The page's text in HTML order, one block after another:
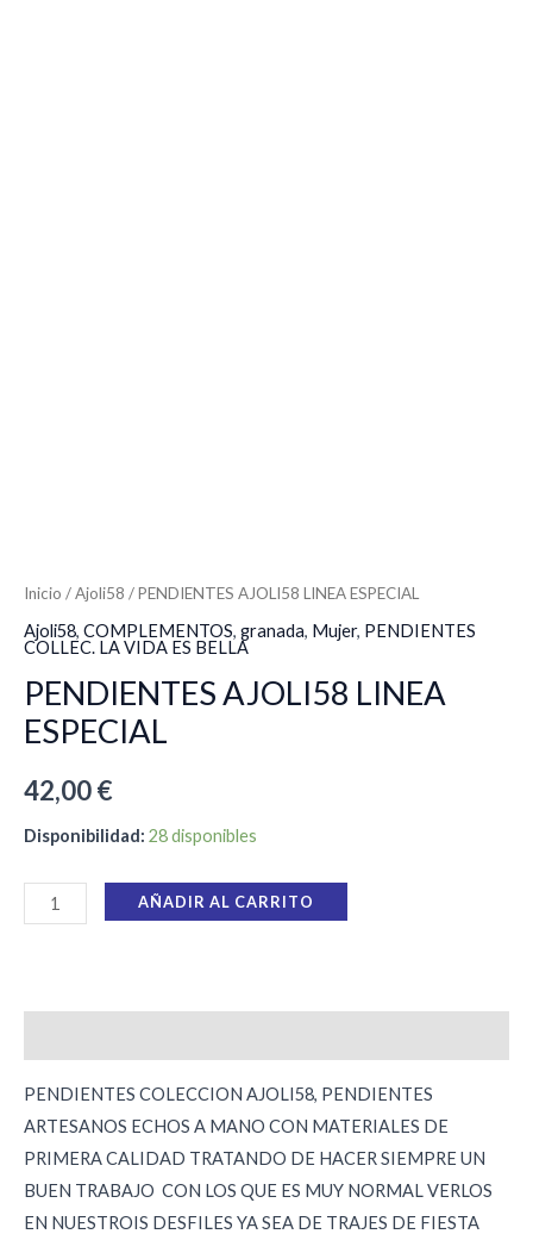
Inicio /Ajoli58 / PENDIENTES AJOLI58 LINEA ESPECIAL
Ajoli58, COMPLEMENTOS, granada, Mujer, PENDIENTES
COLLEC. LA VIDA ES BELLA
PENDIENTES AJOLI58 LINEA
ESPECIAL
42,00€
Disponibilidad: 28 disponibles
AÑADIR AL CARRITO
PENDIENTES COLECCION AJOLI58, PENDIENTES
ARTESANOS ECHOS A MANO CON MATERIALES DE
PRIMERA CALIDAD TRATANDO DE HACER SIEMPRE UN
BUEN TRABAJO CON LOS QUE ES MUY NORMAL VERLOS
EN NUESTROIS DESFILES YA SEA DE TRAJES DE FIESTA